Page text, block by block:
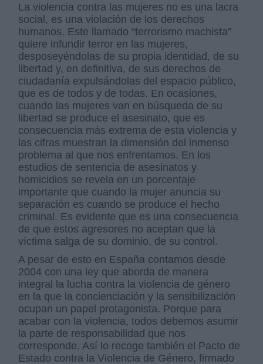
La violencia contra las mujeres no es una lacra
social, es una violación de los derechos
humanos. Este llamado “terrorismo machista”
quiere infundir terror en las mujeres,
desposeyéndolas de su propia identidad, de su
libertad y, en definitiva, de sus derechos de
ciudadanía expulsándolas del espacio público,
que es de todos y de todas. En ocasiones,
cuando las mujeres van en búsqueda de su
libertad se produce el asesinato, que es
consecuencia más extrema de esta violencia y
las cifras muestran la dimensión del inmenso
problema al que nos enfrentamos. En los
estudios de sentencia de asesinatos y
homicidios se revela en un porcentaje
importante que cuando la mujer anuncia su
separación es cuando se produce el hecho
criminal. Es evidente que es una consecuencia
de que estos agresores no aceptan que la
víctima salga de su dominio, de su control.
A pesar de esto en España contamos desde
2004 con una ley que aborda de manera
integral la lucha contra la violencia de género
en la que la concienciación y la sensibilización
ocupan un papel protagonista. Porque para
acabar con la violencia, todos debemos asumir
la parte de responsabilidad que nos
corresponde. Así lo recoge también el Pacto de
Estado contra la Violencia de Género, firmado